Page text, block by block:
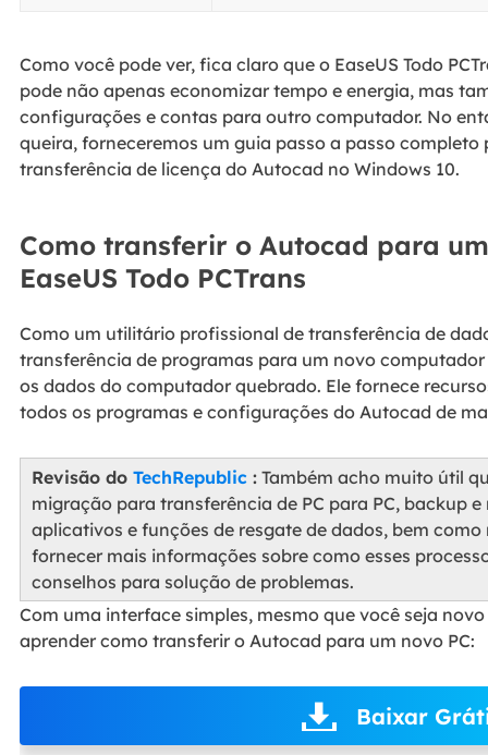
Como você pode ver, fica claro que o EaseUS Todo
pode não apenas economizar tempo e energia, mas
configurações e contas para outro computador. No
queira, forneceremos um guia passo a passo
transferência de licença do Autocad no Windows 10.
Como transferir o Autocad para
EaseUS Todo PCTrans
Como um utilitário profissional de transferência de
transferência de programas para um novo
os dados do computador quebrado. Ele fornece
todos os programas e configurações do Autocad de
Revisão do TechRepublic:Também acho muito útil
migração para transferência de PC para PC, backup
aplicativos e funções de resgate de dados, bem
fornecer mais informações sobre como esses
conselhos para solução de problemas.
Com uma interface simples, mesmo que você seja
aprender como transferir o Autocad para um novo PC:
Baixar